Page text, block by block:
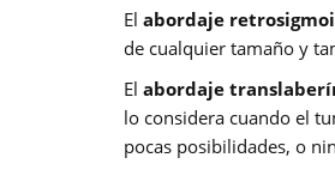
El abordaje
de cualquier tamaño y
El abordaje
lo considera cuando el
pocas posibilidades, o